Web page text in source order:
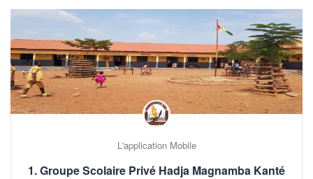
L'application Mobile
1. Groupe Scolaire Privé Hadja Magnamba Kanté